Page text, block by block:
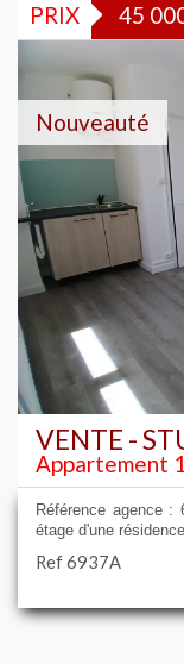
PRIX 45
Nouveauté
VENTE -
Appartement
Référence agence :
étage d'une
Ref 6937A